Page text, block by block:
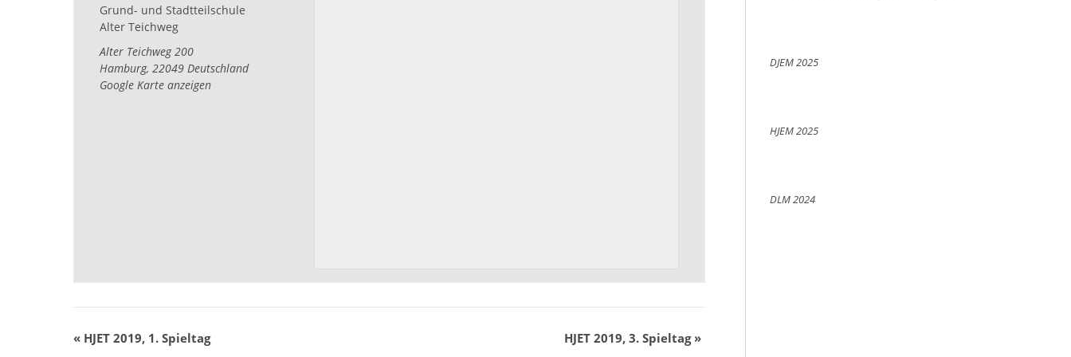
Grund- und Stadtteilschule
Alter Teichweg
Alter Teichweg 200
Hamburg, 22049 Deutschland
Google Karte anzeigen
« HJET 2019, 1. Spieltag HJET 2019, 3. Spieltag »
DJEM 2025
HJEM 2025
DLM 2024